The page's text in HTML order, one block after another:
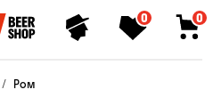
0 0
Ром